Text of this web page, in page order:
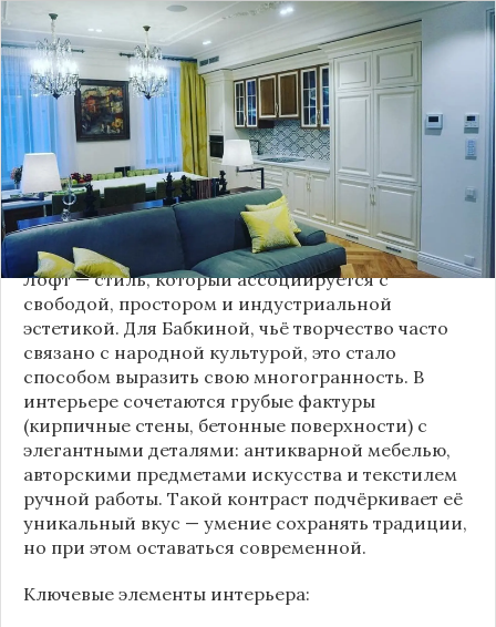
Народная артисткаРоссииНадежда Бабкина,
известная своей любовью к традиционному
стилю и народной эстетике, удивила
поклонников, выбрав для своей новой
московской квартиры современный стиль лофт.
Это решение стало настоящим откровением,
демонстрирующим её умение сочетать классику
и актуальные тенденции. Подробности о
проекте раскрывает канал “DOMEO | РЕМОНТ
КВАРТИР | НЕДВИЖИМОСТЬ” 2.
Лофт — стиль, который ассоциируется с
свободой, простором и индустриальной
эстетикой. Для Бабкиной, чьё творчество часто
связано с народной культурой, это стало
способом выразить свою многогранность. В
интерьере сочетаются грубые фактуры
(кирпичные стены, бетонные поверхности) с
элегантными деталями: антикварной мебелью,
авторскими предметами искусства и текстилем
ручной работы. Такой контраст подчёркивает её
уникальный вкус — умение сохранять традиции,
но при этом оставаться современной.
Ключевые элементы интерьера: